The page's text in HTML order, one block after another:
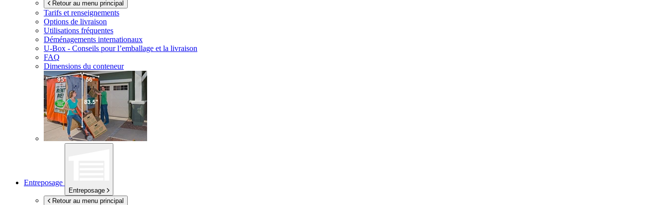
Retour au menu principal
Tarifs et renseignements
Options de livraison
Utilisations fréquentes
Déménagements internationaux
U-Box - Conseils pour l’emballage et la livraison
FAQ
Dimensions du conteneur
Entreposage
Entreposage
Retour au menu principal